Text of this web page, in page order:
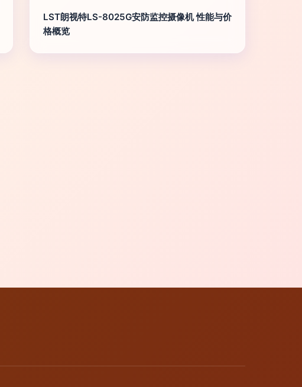
LST朗视特LS-8025G安防监控摄像机 性能与价
格概览